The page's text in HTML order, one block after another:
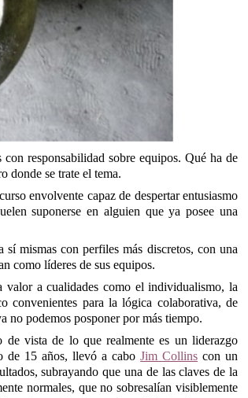
responsabilidad sobre equipos. Qué ha de
donde se trate el tema.
envolvente capaz de despertar entusiasmo
suponerse en alguien que ya posee una
mismas con perfiles más discretos, con una
como líderes de sus equipos.
a cualidades como el individualismo, la
convenientes para la lógica colaborativa, de
no podemos posponer por más tiempo.
vista de lo que realmente es un liderazgo
de 15 años, llevó a caboJim Collins con un
subrayando que una de las claves de la
normales, que no sobresalían visiblemente